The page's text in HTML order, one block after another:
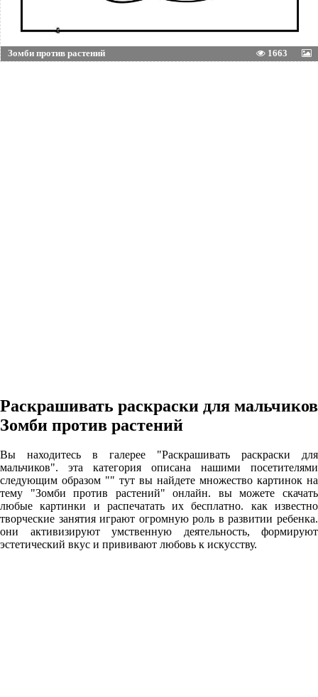
Зомби против растений 1663
Раскрашивать раскраски для мальчиков
Зомби против растений
Вы находитесь в галерее "Раскрашивать раскраски для
мальчиков". эта категория описана нашими посетителями
следующим образом "" тут вы найдете множество картинок на
тему "Зомби против растений" онлайн. вы можете скачать
любые картинки и распечатать их бесплатно. как известно
творческие занятия играют огромную роль в развитии ребенка.
они активизируют умственную деятельность, формируют
эстетический вкус и прививают любовь к искусству.